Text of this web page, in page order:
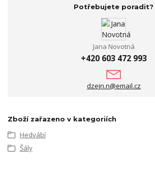
Potřebujete poradit?
Jana Novotná
+420 603 472 993
dzejn.n@email.cz
Zboží zařazeno v kategoriích
Hedvábí
Šály